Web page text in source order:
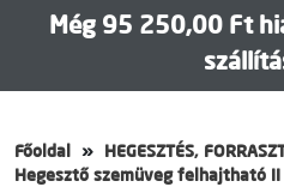
Még 95 250,00 Ft
Főoldal HEGESZTÉS,
Hegesztő szemüveg felhajtható II